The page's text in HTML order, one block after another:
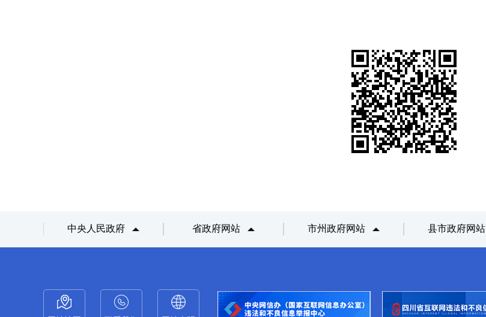
中央人民政府 省政府网站 市州政府网站 县市政府网站